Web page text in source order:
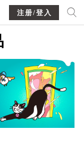
注册/登入